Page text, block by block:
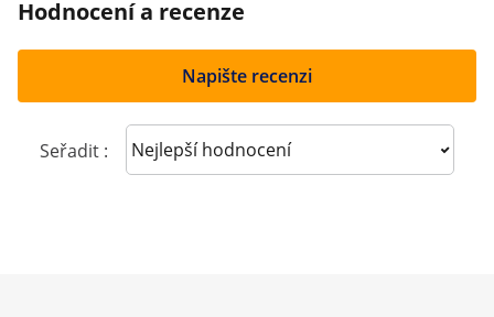
Hodnocení a recenze
Napište recenzi
Seřadit : Sort reviews